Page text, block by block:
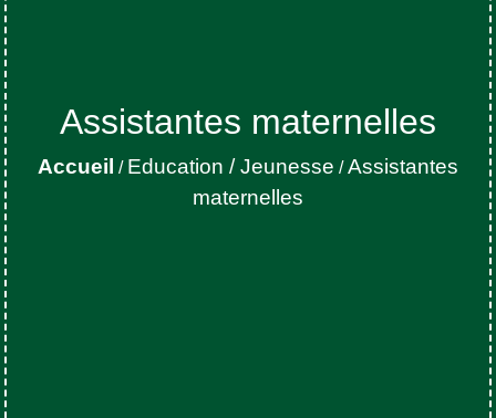
Assistantes maternelles
Accueil / Education / Jeunesse /Assistantes
maternelles